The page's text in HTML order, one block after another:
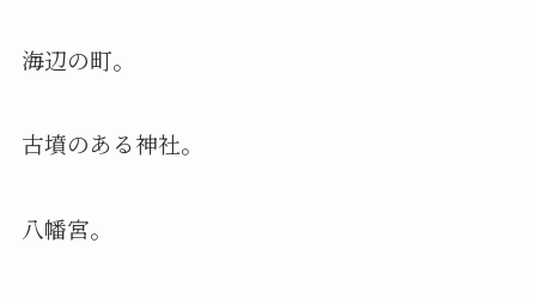
海辺の町。
古墳のある神社。
八幡宮。